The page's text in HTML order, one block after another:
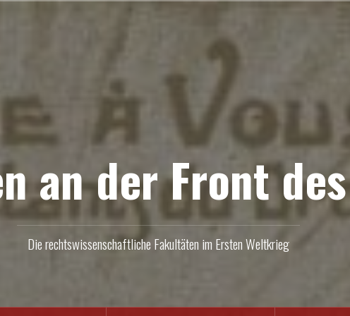
an der Front
Die rechtswissenschaftliche Fakultäten im Ersten Weltkrieg